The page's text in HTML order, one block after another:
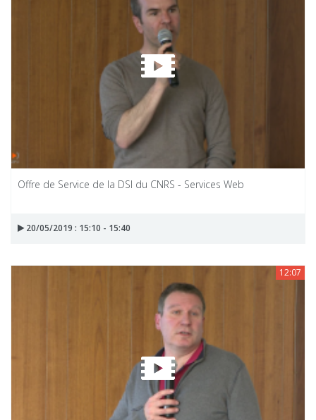
Offre de Service de la DSI du CNRS - Services Web
20/05/2019 : 15:10 - 15:40
12:07